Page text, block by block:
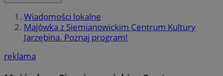
Wiadomości lokalne
Majówka z Siemianowickim Centrum Kultury
Jarzębina. Poznaj program!
reklama